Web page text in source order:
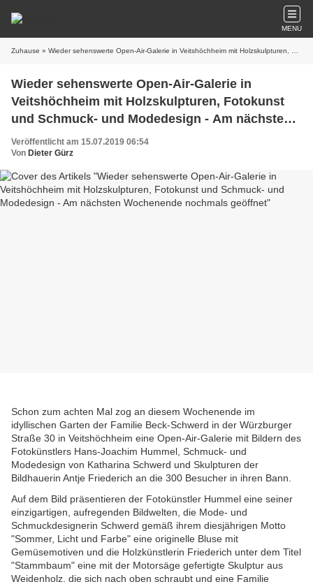
MENU
Zuhause » Wieder sehenswerte Open-Air-Galerie in Veitshöchheim mit Holzskulpturen, Fotokunst und Schmuck- und Modedesign - Am nächsten Wochenende nochmals geöffnet
Wieder sehenswerte Open-Air-Galerie in
Veitshöchheim mit Holzskulpturen, Fotokunst
und Schmuck- und Modedesign - Am nächsten
Wochenende nochmals geöffnet
Veröffentlicht am 15.07.2019 06:54
Von Dieter Gürz
Schon zum achten Mal zog an diesem Wochenende im
idyllischen Garten der Familie Beck-Schwerd in der Würzburger
Straße 30 in Veitshöchheim eine Open-Air-Galerie mit Bildern des
Fotokünstlers Hans-Joachim Hummel, Schmuck- und
Modedesign von Katharina Schwerd und Skulpturen der
Bildhauerin Antje Friederich an die 300 Besucher in ihren Bann.
Auf dem Bild präsentieren der Fotokünstler Hummel eine seiner
einzigartigen, aufregenden Bildwelten, die Mode- und
Schmuckdesignerin Schwerd gemäß ihrem diesjährigen Motto
"Sommer, Licht und Farbe" eine originelle Bluse mit
Gemüsemotiven und die Holzkünstlerin Friederich unter dem Titel
"Stammbaum" eine mit der Motorsäge gefertigte Skulptur aus
Weidenholz, die sich nach oben schraubt und eine Familie